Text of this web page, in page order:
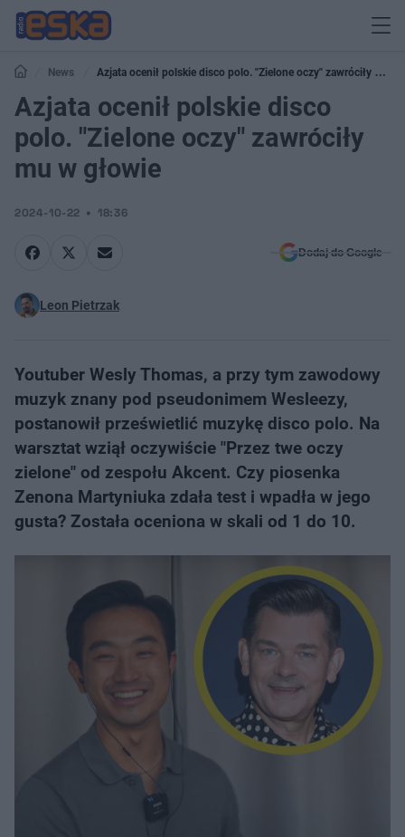
News
Azjata ocenił polskie disco polo. "Zielone oczy" zawróciły mu w
głowie
Azjata ocenił polskie disco
polo. "Zielone oczy" zawróciły
mu w głowie
2024-10-22 18:36
Dodaj do Google
Leon Pietrzak
Youtuber Wesly Thomas, a przy tym zawodowy
muzyk znany pod pseudonimem Wesleezy,
postanowił prześwietlić muzykę disco polo. Na
warsztat wziął oczywiście "Przez twe oczy
zielone" od zespołu Akcent. Czy piosenka
Zenona Martyniuka zdała test i wpadła w jego
gusta? Została oceniona w skali od 1 do 10.